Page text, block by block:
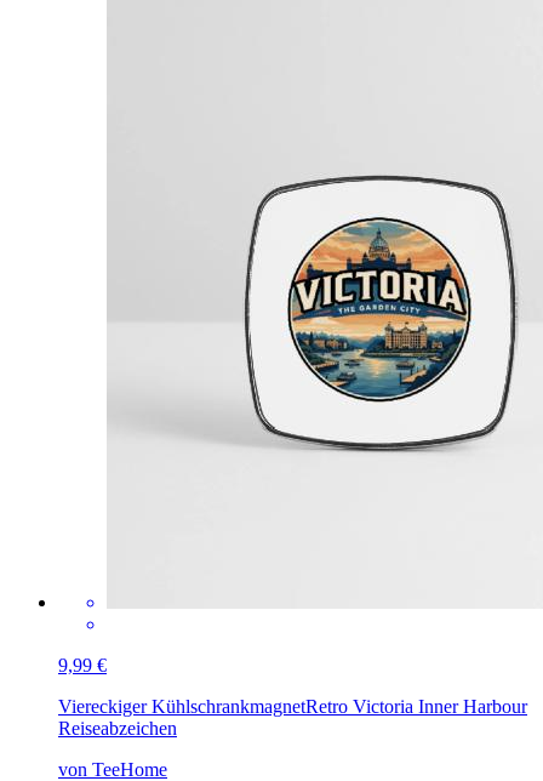
9,99 €
Viereckiger KühlschrankmagnetRetro Victoria Inner Harbour
Reiseabzeichen
von TeeHome